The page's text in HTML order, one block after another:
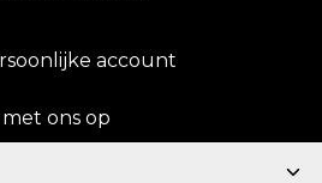
account
ons op